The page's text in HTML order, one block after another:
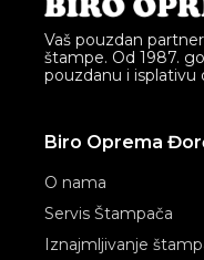
Vaš pouzdan
štampe. Od 1987.
pouzdanu i
Biro Oprema
O nama
Servis Štampača
Iznajmljivanje